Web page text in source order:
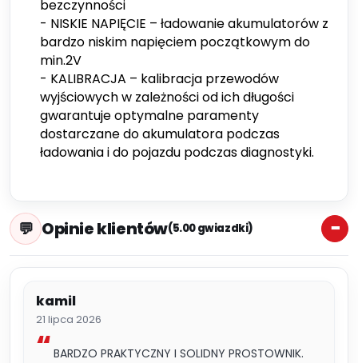
bezczynności
- NISKIE NAPIĘCIE – ładowanie akumulatorów z
bardzo niskim napięciem początkowym do
min.2V
- KALIBRACJA – kalibracja przewodów
wyjściowych w zależności od ich długości
gwarantuje optymalne paramenty
dostarczane do akumulatora podczas
ładowania i do pojazdu podczas diagnostyki.
Opinie klientów(5.00 gwiazdki)
kamil
21 lipca 2026
BARDZO PRAKTYCZNY I SOLIDNY PROSTOWNIK.